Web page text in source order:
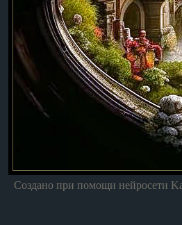
Создано при помощи нейросети